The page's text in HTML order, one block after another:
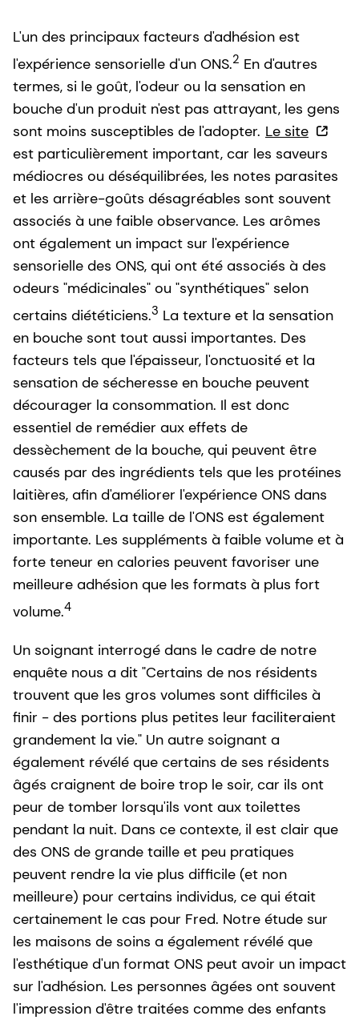
L'un des principaux facteurs d'adhésion est
l'expérience sensorielle d'un ONS.2 En d'autres
termes, si le goût, l'odeur ou la sensation en
bouche d'un produit n'est pas attrayant, les gens
sont moins susceptibles de l'adopter. Le site
est particulièrement important, car les saveurs
médiocres ou déséquilibrées, les notes parasites
et les arrière-goûts désagréables sont souvent
associés à une faible observance. Les arômes
ont également un impact sur l'expérience
sensorielle des ONS, qui ont été associés à des
odeurs "médicinales" ou "synthétiques" selon
certains diététiciens.3 La texture et la sensation
en bouche sont tout aussi importantes. Des
facteurs tels que l'épaisseur, l'onctuosité et la
sensation de sécheresse en bouche peuvent
décourager la consommation. Il est donc
essentiel de remédier aux effets de
dessèchement de la bouche, qui peuvent être
causés par des ingrédients tels que les protéines
laitières, afin d'améliorer l'expérience ONS dans
son ensemble. La taille de l'ONS est également
importante. Les suppléments à faible volume et à
forte teneur en calories peuvent favoriser une
meilleure adhésion que les formats à plus fort
volume.4
Un soignant interrogé dans le cadre de notre
enquête nous a dit "Certains de nos résidents
trouvent que les gros volumes sont difficiles à
finir - des portions plus petites leur faciliteraient
grandement la vie." Un autre soignant a
également révélé que certains de ses résidents
âgés craignent de boire trop le soir, car ils ont
peur de tomber lorsqu'ils vont aux toilettes
pendant la nuit. Dans ce contexte, il est clair que
des ONS de grande taille et peu pratiques
peuvent rendre la vie plus difficile (et non
meilleure) pour certains individus, ce qui était
certainement le cas pour Fred. Notre étude sur
les maisons de soins a également révélé que
l'esthétique d'un format ONS peut avoir un impact
sur l'adhésion. Les personnes âgées ont souvent
l'impression d'être traitées comme des enfants